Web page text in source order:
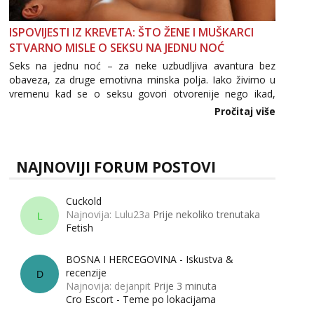
ISPOVIJESTI IZ KREVETA: ŠTO ŽENE I MUŠKARCI
STVARNO MISLE O SEKSU NA JEDNU NOĆ
Seks na jednu noć – za neke uzbudljiva avantura bez
obaveza, za druge emotivna minska polja. Iako živimo u
vremenu kad se o seksu govori otvorenije nego ikad,
tema „jedne noći strasti“ i dalje izaziva burne rasprave. Što
Pročitaj više
NAJNOVIJI FORUM POSTOVI
L
Cuckold
Najnovija: Lulu23a Prije nekoliko trenutaka
Fetish
D
BOSNA I HERCEGOVINA - Iskustva &
recenzije
Najnovija: dejanpit Prije 3 minuta
Cro Escort - Teme po lokacijama